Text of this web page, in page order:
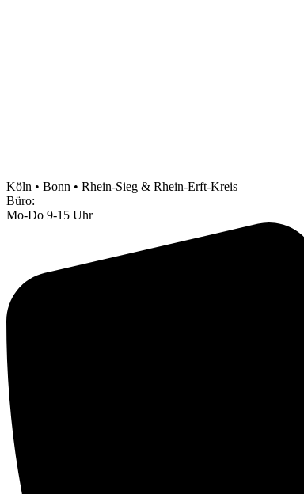
Köln • Bonn • Rhein-Sieg & Rhein-Erft-Kreis
Büro:
Mo-Do 9-15 Uhr